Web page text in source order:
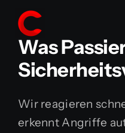
content
Home
Services
Was
Wir reagieren
erkennt Angriffe